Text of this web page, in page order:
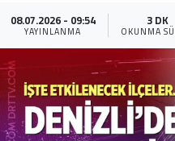
08.07.2026 - 09:54
YAYINLANMA
3 DK
OKUNMA
Magazin
Teknoloji
Yaşam
Haber Arşivi